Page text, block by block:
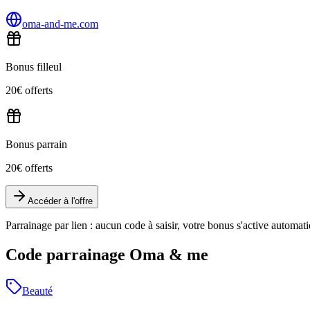
oma-and-me.com
Bonus filleul
20€ offerts
Bonus parrain
20€ offerts
Accéder à l'offre
Parrainage par lien : aucun code à saisir, votre bonus s'active
Code parrainage Oma & me
Beauté